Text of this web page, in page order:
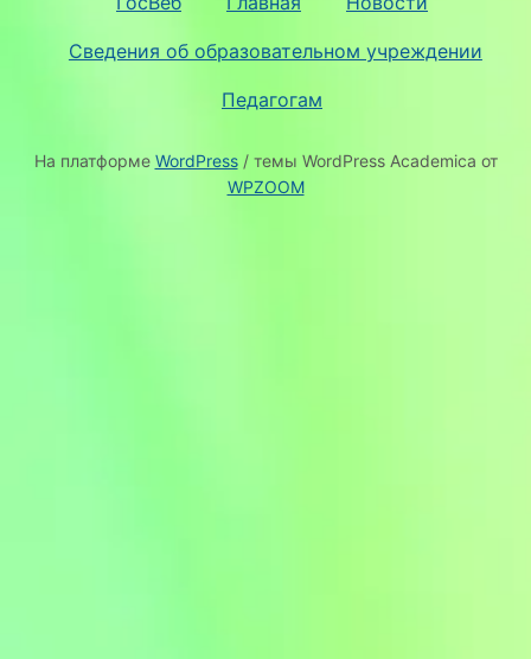
Сведения об образовательном учреждении
Педагогам
На платформе WordPress/ темы WordPress Academica от
WPZOOM